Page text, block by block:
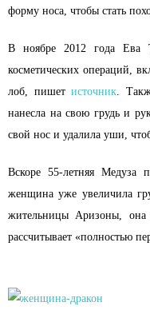
форму носа, чтобы стать
В ноябре 2012 года Ева
косметических операций,
лоб, пишетисточник.
нанесла на свою грудь и
свой нос и удалила уши,
Вскоре 55-летняя Медуза
женщина уже увеличила
жительницы Аризоны, она
рассчитывает «полностью